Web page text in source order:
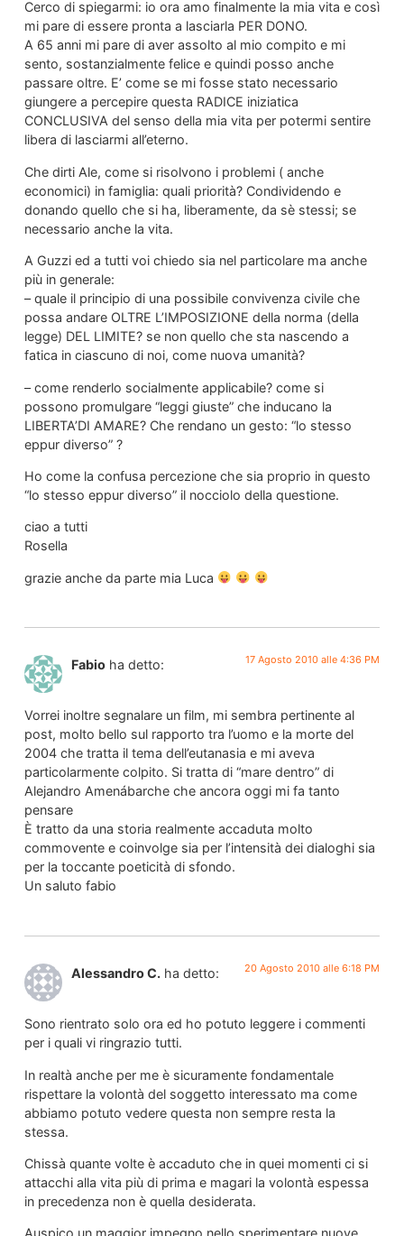
Cerco di spiegarmi: io ora amo finalmente la mia vita e così
mi pare di essere pronta a lasciarla PER DONO.
A 65 anni mi pare di aver assolto al mio compito e mi
sento, sostanzialmente felice e quindi posso anche
passare oltre. E’ come se mi fosse stato necessario
giungere a percepire questa RADICE iniziatica
CONCLUSIVA del senso della mia vita per potermi sentire
libera di lasciarmi all’eterno.
Che dirti Ale, come si risolvono i problemi ( anche
economici) in famiglia: quali priorità? Condividendo e
donando quello che si ha, liberamente, da sè stessi; se
necessario anche la vita.
A Guzzi ed a tutti voi chiedo sia nel particolare ma anche
più in generale:
– quale il principio di una possibile convivenza civile che
possa andare OLTRE L’IMPOSIZIONE della norma (della
legge) DEL LIMITE? se non quello che sta nascendo a
fatica in ciascuno di noi, come nuova umanità?
– come renderlo socialmente applicabile? come si
possono promulgare “leggi giuste” che inducano la
LIBERTA’DI AMARE? Che rendano un gesto: “lo stesso
eppur diverso” ?
Ho come la confusa percezione che sia proprio in questo
“lo stesso eppur diverso” il nocciolo della questione.
ciao a tutti
Rosella
grazie anche da parte mia Luca
Fabio ha detto: 17 Agosto 2010 alle 4:36 PM
Vorrei inoltre segnalare un film, mi sembra pertinente al
post, molto bello sul rapporto tra l’uomo e la morte del
2004 che tratta il tema dell’eutanasia e mi aveva
particolarmente colpito. Si tratta di “mare dentro” di
Alejandro Amenábarche che ancora oggi mi fa tanto
pensare
È tratto da una storia realmente accaduta molto
commovente e coinvolge sia per l’intensità dei dialoghi sia
per la toccante poeticità di sfondo.
Un saluto fabio
Alessandro C. ha detto: 20 Agosto 2010 alle 6:18 PM
Sono rientrato solo ora ed ho potuto leggere i commenti
per i quali vi ringrazio tutti.
In realtà anche per me è sicuramente fondamentale
rispettare la volontà del soggetto interessato ma come
abbiamo potuto vedere questa non sempre resta la
stessa.
Chissà quante volte è accaduto che in quei momenti ci si
attacchi alla vita più di prima e magari la volontà espessa
in precedenza non è quella desiderata.